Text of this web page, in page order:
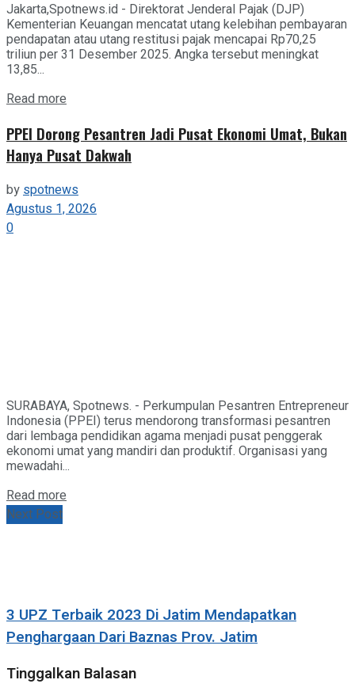
Jakarta,Spotnews.id - Direktorat Jenderal Pajak (DJP)
Kementerian Keuangan mencatat utang kelebihan pembayaran
pendapatan atau utang restitusi pajak mencapai Rp70,25
triliun per 31 Desember 2025. Angka tersebut meningkat
13,85...
Read more
PPEI Dorong Pesantren Jadi Pusat Ekonomi Umat, Bukan
Hanya Pusat Dakwah
byspotnews
Agustus 1, 2026
0
SURABAYA, Spotnews. - Perkumpulan Pesantren Entrepreneur
Indonesia (PPEI) terus mendorong transformasi pesantren
dari lembaga pendidikan agama menjadi pusat penggerak
ekonomi umat yang mandiri dan produktif. Organisasi yang
mewadahi...
Read more
Next Post
3 UPZ Terbaik 2023 Di Jatim Mendapatkan
Penghargaan Dari Baznas Prov. Jatim
Tinggalkan Balasan